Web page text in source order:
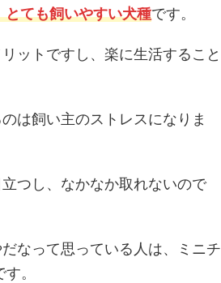
ても飼いやすい犬種です。
ットですし、楽に生活すること
は飼い主のストレスになりま
つし、なかなか取れないので
なって思っている人は、ミニチ
。